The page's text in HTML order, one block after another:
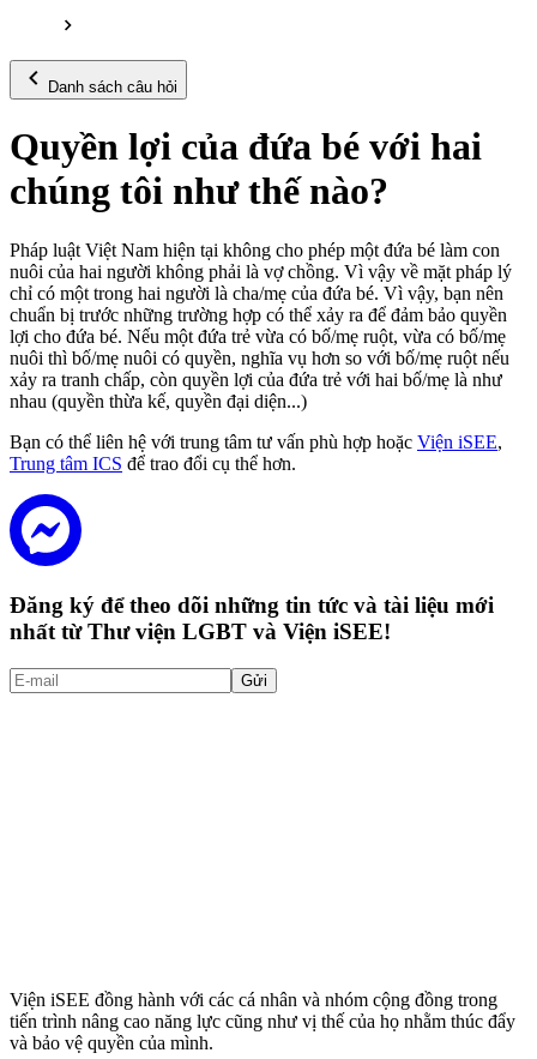
Danh sách câu hỏi
Quyền lợi của đứa bé với hai
chúng tôi như thế nào?
Pháp luật Việt Nam hiện tại không cho phép một đứa bé làm con
nuôi của hai người không phải là vợ chồng. Vì vậy về mặt pháp lý
chỉ có một trong hai người là cha/mẹ của đứa bé. Vì vậy, bạn nên
chuẩn bị trước những trường hợp có thể xảy ra để đảm bảo quyền
lợi cho đứa bé. Nếu một đứa trẻ vừa có bố/mẹ ruột, vừa có bố/mẹ
nuôi thì bố/mẹ nuôi có quyền, nghĩa vụ hơn so với bố/mẹ ruột nếu
xảy ra tranh chấp, còn quyền lợi của đứa trẻ với hai bố/mẹ là như
nhau (quyền thừa kế, quyền đại diện...)
Bạn có thể liên hệ với trung tâm tư vấn phù hợp hoặc Viện iSEE,
Trung tâm ICS để trao đổi cụ thể hơn.
Đăng ký để theo dõi những tin tức và tài liệu mới
nhất từ Thư viện LGBT và Viện iSEE!
Gửi
Viện iSEE đồng hành với các cá nhân và nhóm cộng đồng trong
tiến trình nâng cao năng lực cũng như vị thế của họ nhằm thúc đẩy
và bảo vệ quyền của mình.